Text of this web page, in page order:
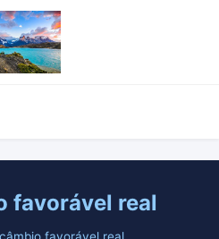
favorável real